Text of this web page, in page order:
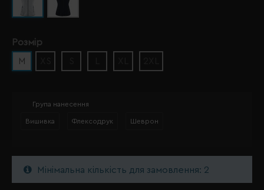
Розмір
M
Група нанесення
Вишивка Флексодрук Шеврон
Мінімальна кількість для замовлення: 2